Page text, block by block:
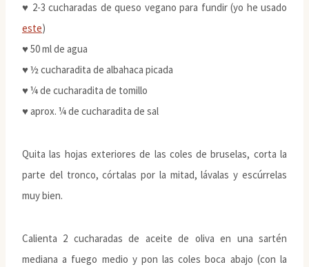
♥ 2-3 cucharadas de queso vegano para fundir (yo he usado
este)
♥ 50 ml de agua
♥ ½ cucharadita de albahaca picada
♥ ¼ de cucharadita de tomillo
♥ aprox. ¼ de cucharadita de sal
Quita las hojas exteriores de las coles de bruselas, corta la
parte del tronco, córtalas por la mitad, lávalas y escúrrelas
muy bien.
Calienta 2 cucharadas de aceite de oliva en una sartén
mediana a fuego medio y pon las coles boca abajo (con la